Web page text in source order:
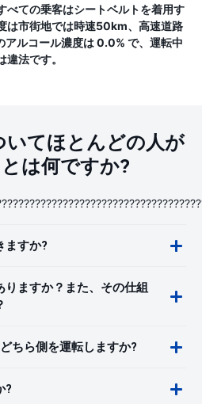
べての乗客はシートベルトを着用す
は市街地では時速50km、高速道路
ルコール濃度は 0.0% で、運転中
法です。
いてほとんどの人が
は何ですか?
ますか?
ますか？また、その仕組
ちら側を運転しますか?
?